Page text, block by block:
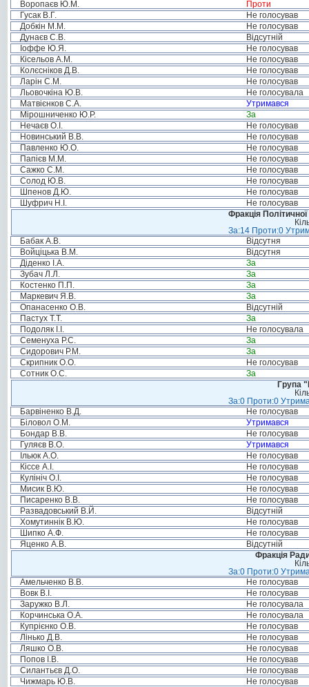
Воропаєв Ю.М.
Проти
Гусак В.Г.
Не голосував
Добкін М.М.
Не голосував
Дунаєв С.В.
Відсутній
Іоффе Ю.Я.
Не голосував
Кісельов А.М.
Не голосував
Колєсніков Д.В.
Не голосував
Ларін С.М.
Не голосував
Льовочкіна Ю.В.
Не голосувала
Матвієнков С.А.
Утримався
Мірошниченко Ю.Р.
За
Нечаєв О.І.
Не голосував
Новинський В.В.
Не голосував
Павленко Ю.О.
Не голосував
Папієв М.М.
Не голосував
Сажко С.М.
Не голосував
Солод Ю.В.
Не голосував
Шпенов Д.Ю.
Не голосував
Шуфрич Н.І.
Не голосував
Фракція
За:14 Проти:0
Бабак А.В.
Відсутня
Войціцька В.М.
Відсутня
Діденко І.А.
За
Зубач Л.Л.
За
Костенко П.П.
За
Маркевич Я.В.
За
Опанасенко О.В.
Відсутній
Пастух Т.Т.
За
Подоляк І.І.
Не голосувала
Семенуха Р.С.
За
Сидорович Р.М.
За
Скрипник О.О.
Не голосував
Сотник О.С.
За
Група
За:0 Проти:0
Барвіненко В.Д.
Не голосував
Біловол О.М.
Утримався
Бондар В.В.
Не голосував
Гуляєв В.О.
Утримався
Ільюк А.О.
Не голосував
Кіссе А.І.
Не голосував
Кулініч О.І.
Не голосував
Мисик В.Ю.
Не голосував
Писаренко В.В.
Не голосував
Развадовський В.Й.
Відсутній
Хомутиннік В.Ю.
Не голосував
Шипко А.Ф.
Не голосував
Яценко А.В.
Відсутній
Фракція
За:0 Проти:0
Амельченко В.В.
Не голосував
Вовк В.І.
Не голосував
Заружко В.Л.
Не голосувала
Корчинська О.А.
Не голосувала
Купрієнко О.В.
Не голосував
Лінько Д.В.
Не голосував
Ляшко О.В.
Не голосував
Попов І.В.
Не голосував
Силантьєв Д.О.
Не голосував
Чижмарь Ю.В.
Не голосував